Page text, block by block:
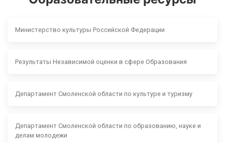
Министерство культуры Российской Федерации
Результаты Независимой оценки в сфере Образования
Департамент Смоленской области по культуре и туризму
Департамент Смоленской области по образованию, науке и
делам молодежи